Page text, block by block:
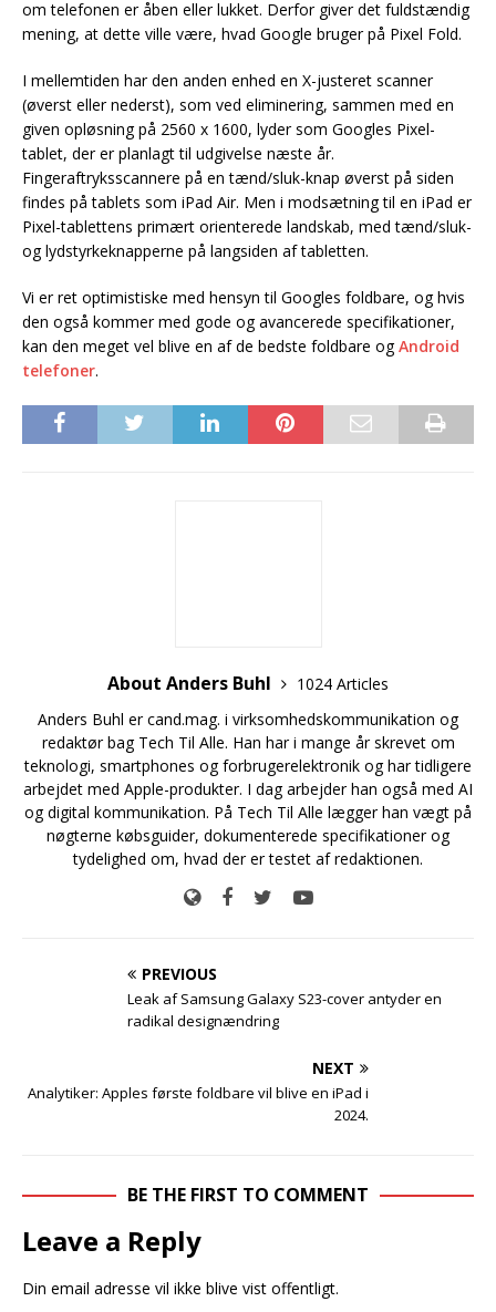
om telefonen er åben eller lukket. Derfor giver det fuldstændig
mening, at dette ville være, hvad Google bruger på Pixel Fold.
I mellemtiden har den anden enhed en X-justeret scanner
(øverst eller nederst), som ved eliminering, sammen med en
given opløsning på 2560 x 1600, lyder som Googles Pixel-
tablet, der er planlagt til udgivelse næste år.
Fingeraftryksscannere på en tænd/sluk-knap øverst på siden
findes på tablets som iPad Air. Men i modsætning til en iPad er
Pixel-tablettens primært orienterede landskab, med tænd/sluk-
og lydstyrkeknapperne på langsiden af tabletten.
Vi er ret optimistiske med hensyn til Googles foldbare, og hvis
den også kommer med gode og avancerede specifikationer,
kan den meget vel blive en af de bedste foldbare ogAndroid
telefoner.
About Anders Buhl
1024 Articles
Anders Buhl er cand.mag. i virksomhedskommunikation og
redaktør bag Tech Til Alle. Han har i mange år skrevet om
teknologi, smartphones og forbrugerelektronik og har tidligere
arbejdet med Apple-produkter. I dag arbejder han også med AI
og digital kommunikation. På Tech Til Alle lægger han vægt på
nøgterne købsguider, dokumenterede specifikationer og
tydelighed om, hvad der er testet af redaktionen.
PREVIOUS
Leak af Samsung Galaxy S23-cover antyder en
radikal designændring
NEXT
Analytiker: Apples første foldbare vil blive en iPad i
2024.
BE THE FIRST TO COMMENT
Leave a Reply
Din email adresse vil ikke blive vist offentligt.